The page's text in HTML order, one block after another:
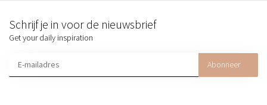
Schrijf je in voor de nieuwsbrief
Get your daily inspiration
Abonneer